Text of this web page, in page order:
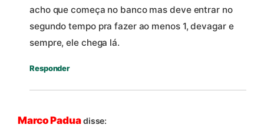
acho que começa no banco mas deve entrar no
segundo tempo pra fazer ao menos 1, devagar e
sempre, ele chega lá.
Responder
Marco Paduadisse: